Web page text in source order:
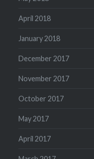
April 2018
January 2018
December 2017
November 2017
October 2017
May 2017
April 2017